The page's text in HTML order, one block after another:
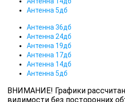
Антенна 5дб
Антенна 36дб
Антенна 24дб
Антенна 19дб
Антенна 17дб
Антенна 14дб
Антенна 5дб
ВНИМАНИЕ! Графики
видимости без посторонних